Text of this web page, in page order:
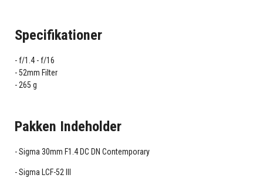
Specifikationer
f/1.4 - f/16
52mm Filter
265 g
Pakken Indeholder
Sigma 30mm F1.4 DC DN Contemporary
Sigma LCF-52 III